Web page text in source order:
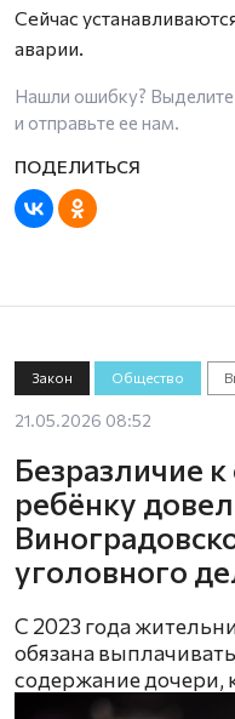
Сейчас
аварии.
Нашли ошибку? Выделите
и отправьте ее нам.
Закон Общество
21.05.2026 08:52
Безразличие
ребёнку
уголовного
С 2023 года
обязана
содержание дочери,